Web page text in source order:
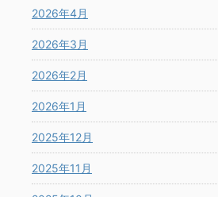
2026年4月
2026年3月
2026年2月
2026年1月
2025年12月
2025年11月